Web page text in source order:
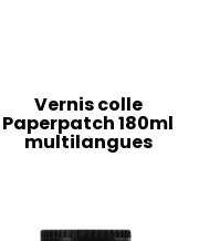
Vernis colle
Paperpatch 180ml
multilangues